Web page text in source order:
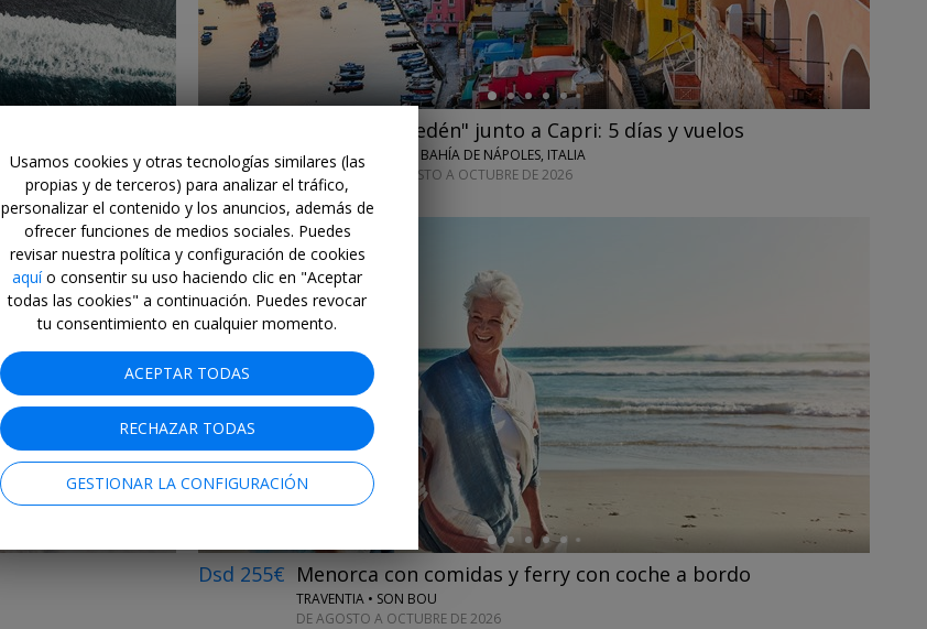
El pequeño "edén" junto a Capri: 5 días y vuelos
LASTMINUTE.COM • BAHÍA DE NÁPOLES, ITALIA
DE FINALES DE AGOSTO A OCTUBRE DE 2026
Dsd 255€ Menorca con comidas y ferry con coche a bordo
TRAVENTIA • SON BOU
DE AGOSTO A OCTUBRE DE 2026
Usamos cookies y otras tecnologías similares (las
propias y de terceros) para analizar el tráfico,
personalizar el contenido y los anuncios, además de
ofrecer funciones de medios sociales. Puedes
revisar nuestra política y configuración de cookies
aquío consentir su uso haciendo clic en "Aceptar
todas las cookies" a continuación. Puedes revocar
tu consentimiento en cualquier momento.
ACEPTAR TODAS
RECHAZAR TODAS
GESTIONAR LA CONFIGURACIÓN